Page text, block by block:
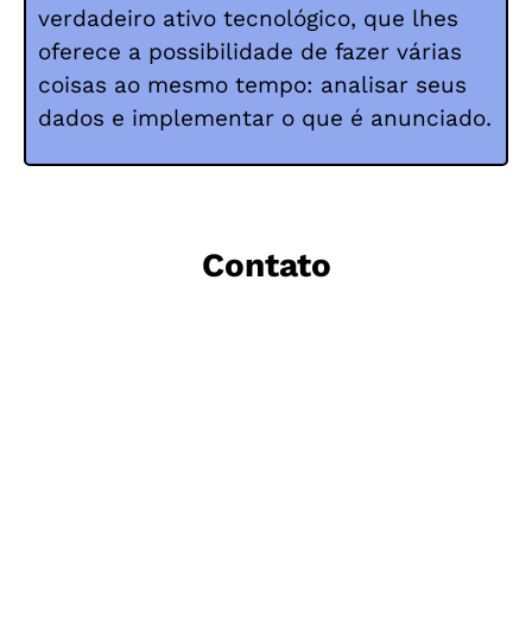
verdadeiro ativo tecnológico, que lhes
oferece a possibilidade de fazer várias
coisas ao mesmo tempo: analisar seus
dados e implementar o que é anunciado.
Contato